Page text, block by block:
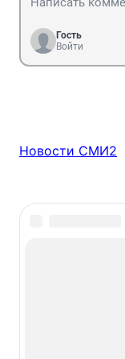
Гость
Войти
Новости СМИ2